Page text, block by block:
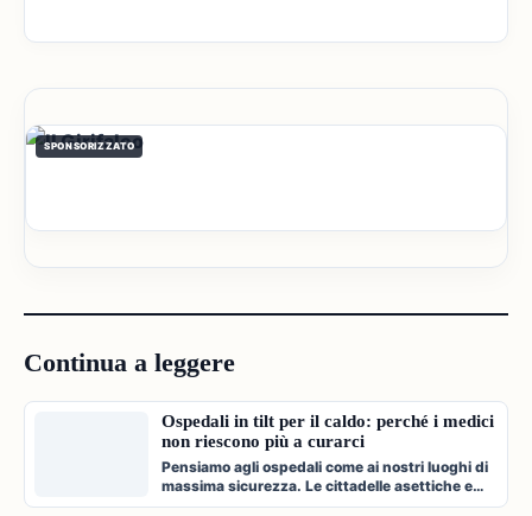
SPONSORIZZATO
Continua a leggere
Ospedali in tilt per il caldo: perché i medici
non riescono più a curarci
Pensiamo agli ospedali come ai nostri luoghi di
massima sicurezza. Le cittadelle asettiche e
climatizzate dove veniamo c…